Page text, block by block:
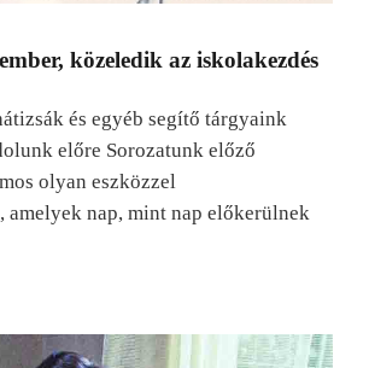
közeledik az iskolakezdés
és egyéb segítő tárgyaink
előre Sorozatunk előző
olyan eszközzel
amelyek nap, mint nap előkerülnek